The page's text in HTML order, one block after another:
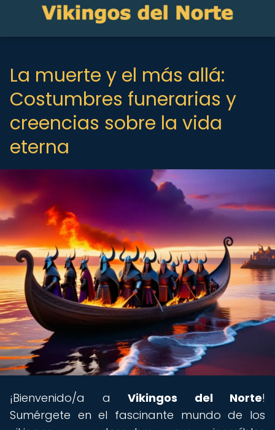
La muerte y el más allá:
Costumbres funerarias y
creencias sobre la vida
eterna
¡Bienvenido/a a Vikingos del Norte!
Sumérgete en el fascinante mundo de los